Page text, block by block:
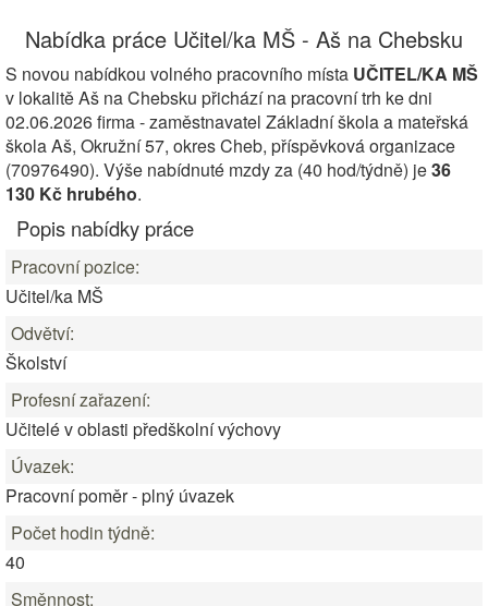
Nabídka práce Učitel/ka MŠ - Aš na Chebsku
S novou nabídkou volného pracovního místa UČITEL/KA MŠ
v lokalitě Aš na Chebsku přichází na pracovní trh ke dni
02.06.2026 firma - zaměstnavatel Základní škola a mateřská
škola Aš, Okružní 57, okres Cheb, příspěvková organizace
(70976490). Výše nabídnuté mzdy za (40 hod/týdně) je36
130 Kč hrubého.
Popis nabídky práce
Pracovní pozice:
Učitel/ka MŠ
Odvětví:
Školství
Profesní zařazení:
Učitelé v oblasti předškolní výchovy
Úvazek:
Pracovní poměr - plný úvazek
Počet hodin týdně:
40
Směnnost: